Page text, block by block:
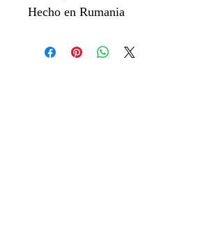
Hecho en Rumania